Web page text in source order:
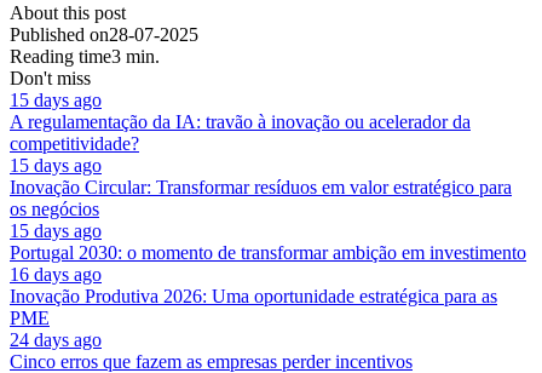
About this post
Published on28-07-2025
Reading time3 min.
Don't miss
15 days ago
A regulamentação da IA: travão à inovação ou acelerador da
competitividade?
15 days ago
Inovação Circular: Transformar resíduos em valor estratégico para
os negócios
15 days ago
Portugal 2030: o momento de transformar ambição em investimento
16 days ago
Inovação Produtiva 2026: Uma oportunidade estratégica para as
PME
24 days ago
Cinco erros que fazem as empresas perder incentivos